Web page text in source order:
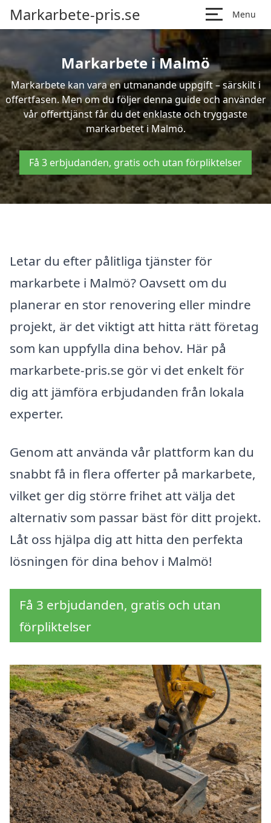
Markarbete-pris.se Menu
Markarbete i Malmö
Markarbete kan vara en utmanande uppgift – särskilt i
offertfasen. Men om du följer denna guide och använder
vår offerttjänst får du det enklaste och tryggaste
markarbetet i Malmö.
Få 3 erbjudanden, gratis och utan förpliktelser
Letar du efter pålitliga tjänster för
markarbete i Malmö? Oavsett om du
planerar en stor renovering eller mindre
projekt, är det viktigt att hitta rätt företag
som kan uppfylla dina behov. Här på
markarbete-pris.se gör vi det enkelt för
dig att jämföra erbjudanden från lokala
experter.
Genom att använda vår plattform kan du
snabbt få in flera offerter på markarbete,
vilket ger dig större frihet att välja det
alternativ som passar bäst för ditt projekt.
Låt oss hjälpa dig att hitta den perfekta
lösningen för dina behov i Malmö!
Få 3 erbjudanden, gratis och utan
förpliktelser